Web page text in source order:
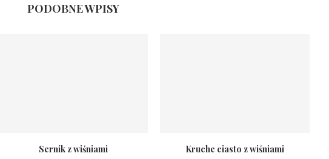
PODOBNE WPISY
Sernik z wiśniami Kruche ciasto z wiśniami